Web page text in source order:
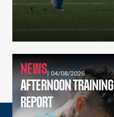
NEWS| 04/08/2026
AFTERNOON TRAINING
REPORT